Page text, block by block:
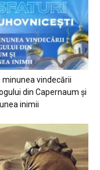
minunea vindecării
din Capernaum și
inimii